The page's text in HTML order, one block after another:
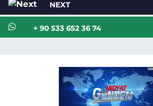
NEXT
+ 90 533 652 36 74